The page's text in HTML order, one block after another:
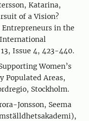
Katarina,
of a Vision?
in the
International
Issue 4, 423-440.
Women’s
Populated Areas,
Stockholm.
Jonsson, Seema